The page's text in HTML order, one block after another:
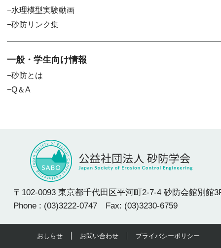
水理模型実験動画
砂防リンク集
一般・学生向け情報
砂防とは
Q＆A
〒102-0093 東京都千代田区平河町2-7-4 砂防会館別館
Phone : (03)3222-0747 Fax: (03)3230-6759
おしらせ お問い合わせ プライバシーポリシー